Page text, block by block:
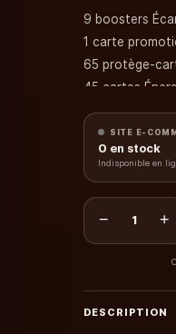
9 boosters
1 carte
65 protège-
45 cartes
1 guide de jeu
6 dés
1 dé
2 marqueurs
1 coffret de
1 carte à
SITE E-
0 en stock
Indisponible en
− 1 +
DESCRIPTION